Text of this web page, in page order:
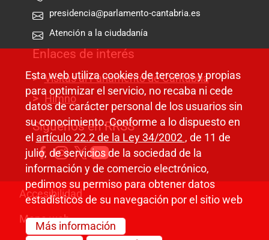
presidencia@parlamento-cantabria.es
Atención a la ciudadanía
Enlaces de interés
Visitas al Parlamento de Cantabria
Himno
Síguenos en RRSS
Pie de página
Accesibilidad
Mapa web
Esta web utiliza cookies de terceros y propias
para optimizar el servicio, no recaba ni cede
datos de carácter personal de los usuarios sin
su conocimiento. Conforme a lo dispuesto en
el artículo 22.2 de la Ley 34/2002 , de 11 de
julio, de servicios de la sociedad de la
información y de comercio electrónico,
pedimos su permiso para obtener datos
estadísticos de su navegación por el sitio web
Más información